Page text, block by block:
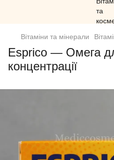
Вітаміни та мінерали
Esprico — Омега
концентрації